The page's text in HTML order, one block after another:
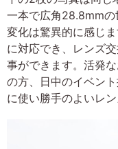
一本で広角28.8mm
変化は驚異的に感じ
に対応でき、レンズ
事ができます。活発
の方、日中のイベン
に使い勝手のよいレン